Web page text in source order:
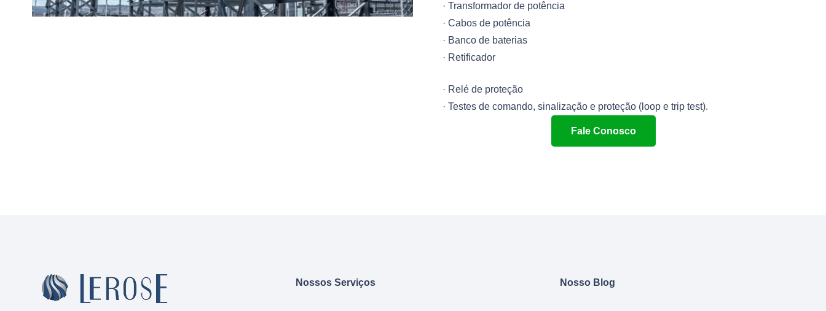
· Transformador de potência
· Cabos de potência
· Banco de baterias
· Retificador
· Relé de proteção
· Testes de comando, sinalização e proteção (loop e trip test).
Fale Conosco
Nossos Serviços Nosso Blog